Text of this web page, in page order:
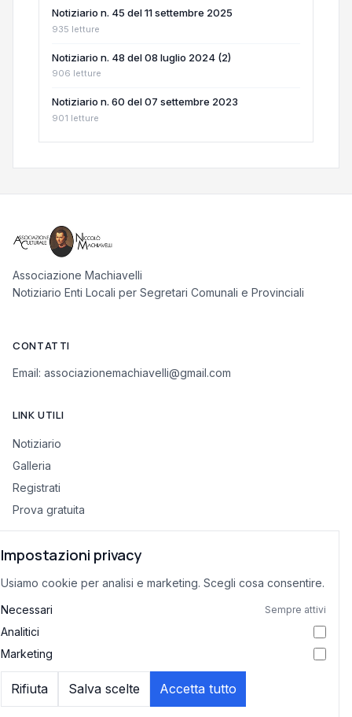
Notiziario n. 45 del 11 settembre 2025
935 letture
Notiziario n. 48 del 08 luglio 2024 (2)
906 letture
Notiziario n. 60 del 07 settembre 2023
901 letture
Associazione Machiavelli
Notiziario Enti Locali per Segretari Comunali e Provinciali
CONTATTI
Email: associazionemachiavelli@gmail.com
LINK UTILI
Notiziario
Galleria
Registrati
Prova gratuita
INFORMAZIONI LEGALI
Privacy Policy
Termini di Servizio
Preferenze cookie
© 2026 Associazione Machiavelli. Tutti i diritti riservati.
Impostazioni privacy
Usiamo cookie per analisi e marketing. Scegli cosa consentire.
Necessari Sempre attivi
Analitici
Marketing
Rifiuta Salva scelte Accetta tutto